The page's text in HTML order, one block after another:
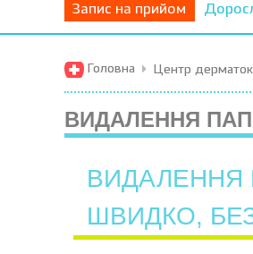
Запис на прийом
Головна Центр
ВИДАЛЕННЯ
ВИДАЛЕННЯ
ШВИДКО, БЕЗ